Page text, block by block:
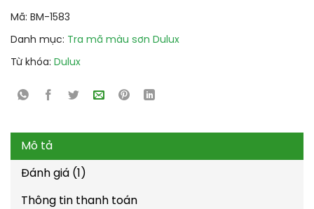
Mã: BM-1583
Danh mục: Tra mã màu sơn Dulux
Từ khóa: Dulux
Mô tả
Đánh giá (1)
Thông tin thanh toán